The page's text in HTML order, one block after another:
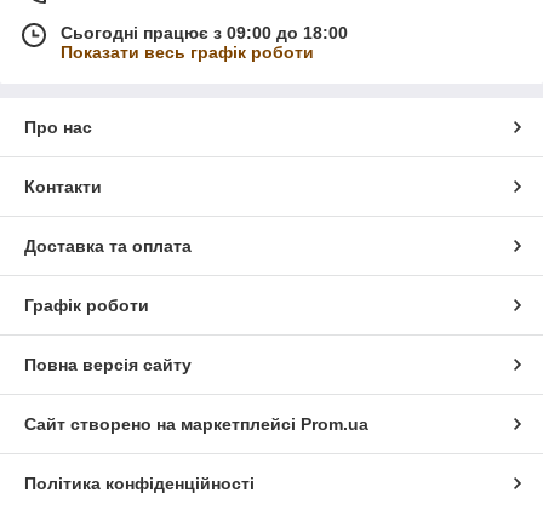
Сьогодні працює з 09:00 до 18:00
Показати весь графік роботи
Про нас
Контакти
Доставка та оплата
Графік роботи
Повна версія сайту
Сайт створено на маркетплейсі Prom.ua
Політика конфіденційності